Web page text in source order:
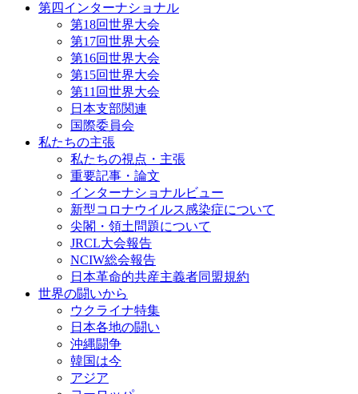
第四インターナショナル
第18回世界大会
第17回世界大会
第16回世界大会
第15回世界大会
第11回世界大会
日本支部関連
国際委員会
私たちの主張
私たちの視点・主張
重要記事・論文
インターナショナルビュー
新型コロナウイルス感染症について
尖閣・領土問題について
JRCL大会報告
NCIW総会報告
日本革命的共産主義者同盟規約
世界の闘いから
ウクライナ特集
日本各地の闘い
沖縄闘争
韓国は今
アジア